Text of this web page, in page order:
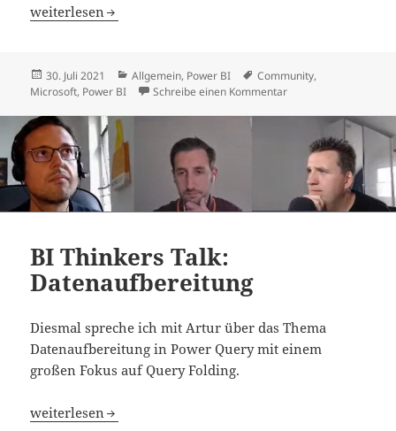
Data God of Small and Medium Business
weiterlesen
Veröffentlicht
am
30. Juli 2021 Kategorien
Allgemein, Power BI Schlagwörter
Community,
Microsoft, Power BI Schreibe einen Kommentarzu Data God of Small
BI Thinkers Talk:
Datenaufbereitung
Diesmal spreche ich mit Artur über das Thema
Datenaufbereitung in Power Query mit einem
großen Fokus auf Query Folding.
BI Thinkers Talk: Datenaufbereitung
weiterlesen